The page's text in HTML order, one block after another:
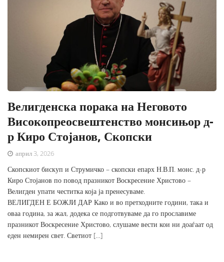
Велигденска порака на Неговото
Високопреосвештенство монсињор д-
р Киро Стојанов, Скопски
април 3, 2026
Скопскиот бискуп и Струмичко – скопски епарх Н.В.П. монс. д-р
Киро Стојанов по повод празникот Воскресение Христово –
Велигден упати честитка која ја пренесуваме.
ВЕЛИГДЕН Е БОЖЈИ ДАР Како и во претходните години, така и
оваа година, за жал, додека се подготвуваме да го прославиме
празникот Воскресение Христово, слушаме вести кои ни доаѓаат од
еден немирен свет. Светиот […]